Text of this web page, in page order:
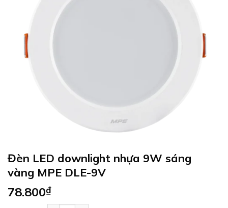
Đèn LED downlight nhựa 9W sáng
vàng MPE DLE-9V
78.800₫